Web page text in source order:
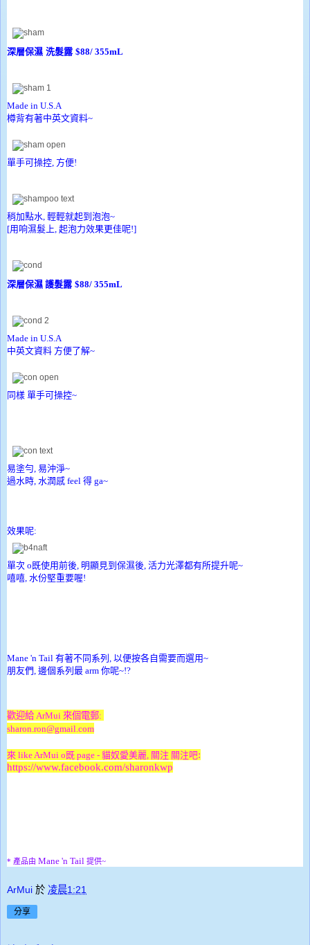
深層保濕 洗髮露 $88/ 355mL
Made in U.S.A
樽背有著中英文資料~
單手可操控, 方便!
稍加點水, 輕輕就起到泡泡~
[用响濕髮上, 起泡力效果更佳呢!]
深層保濕 護髮露 $88/ 355mL
Made in U.S.A
中英文資料 方便了解~
同樣 單手可操控~
易塗勻, 易沖淨~
過水時, 水潤感 feel 得 ga~
效果呢:
單次 o既使用前後, 明顯見到保濕後, 活力光澤都有所提升呢~
嘻嘻, 水份堅重要喔!
Mane 'n Tail 有著不同系列, 以便按各自需要而選用~
朋友們, 邊個系列最 arm 你呢~!?
歡迎給 ArMui 來個電郵:
sharon.ron@gmail.com
來 like ArMui o既 page - 貓奴愛美麗, 關注 關注吧:
https://www.facebook.com/sharonkwp
* 產品由 Mane 'n Tail 提供~
ArMui 於 凌晨1:21
分享